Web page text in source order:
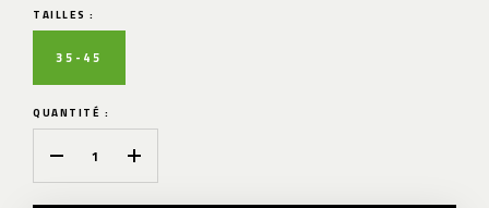
TAILLES :
35-45
QUANTITÉ :